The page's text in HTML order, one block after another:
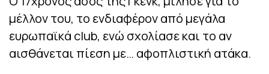
μέλλον του, το ενδιαφέρον από μεγάλα
ευρωπαϊκά club, ενώ σχολίασε και το αν
αισθάνεται πίεση με… αφοπλιστική ατάκα.